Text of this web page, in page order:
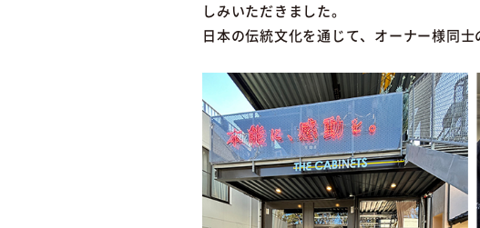
しみいただきました。
日本の伝統文化を通じて、オーナー様同